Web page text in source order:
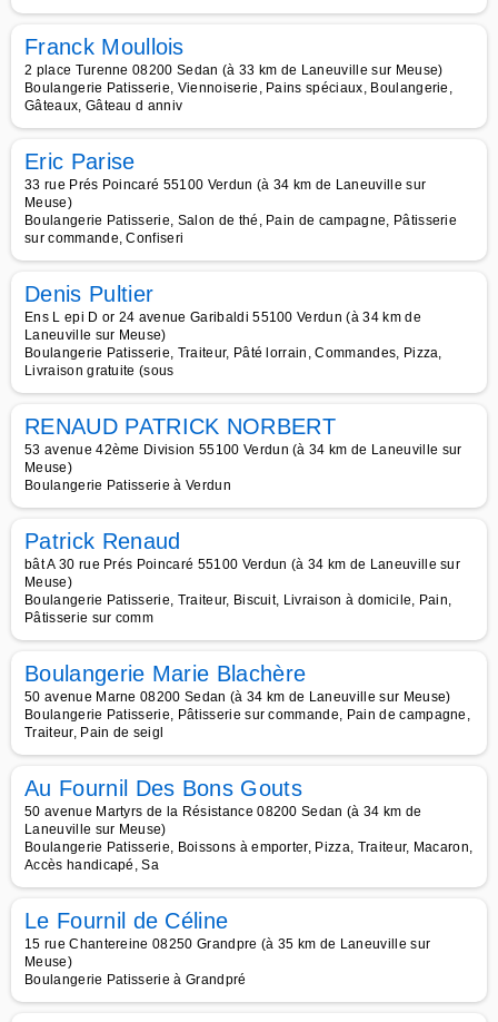
Franck Moullois
2 place Turenne 08200 Sedan (à 33 km de Laneuville sur Meuse)
Boulangerie Patisserie, Viennoiserie, Pains spéciaux, Boulangerie,
Gâteaux, Gâteau d anniv
Eric Parise
33 rue Prés Poincaré 55100 Verdun (à 34 km de Laneuville sur
Meuse)
Boulangerie Patisserie, Salon de thé, Pain de campagne, Pâtisserie
sur commande, Confiseri
Denis Pultier
Ens L epi D or 24 avenue Garibaldi 55100 Verdun (à 34 km de
Laneuville sur Meuse)
Boulangerie Patisserie, Traiteur, Pâté lorrain, Commandes, Pizza,
Livraison gratuite (sous
RENAUD PATRICK NORBERT
53 avenue 42ème Division 55100 Verdun (à 34 km de Laneuville sur
Meuse)
Boulangerie Patisserie à Verdun
Patrick Renaud
bât A 30 rue Prés Poincaré 55100 Verdun (à 34 km de Laneuville sur
Meuse)
Boulangerie Patisserie, Traiteur, Biscuit, Livraison à domicile, Pain,
Pâtisserie sur comm
Boulangerie Marie Blachère
50 avenue Marne 08200 Sedan (à 34 km de Laneuville sur Meuse)
Boulangerie Patisserie, Pâtisserie sur commande, Pain de campagne,
Traiteur, Pain de seigl
Au Fournil Des Bons Gouts
50 avenue Martyrs de la Résistance 08200 Sedan (à 34 km de
Laneuville sur Meuse)
Boulangerie Patisserie, Boissons à emporter, Pizza, Traiteur, Macaron,
Accès handicapé, Sa
Le Fournil de Céline
15 rue Chantereine 08250 Grandpre (à 35 km de Laneuville sur
Meuse)
Boulangerie Patisserie à Grandpré